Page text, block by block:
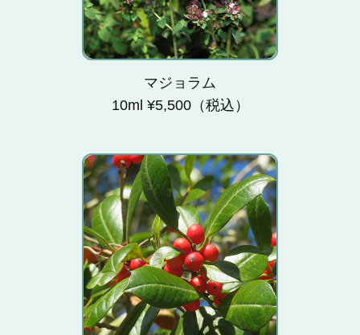
マジョラム
10ml ¥5,500（税込）
弱いバルサム調でバイオ
レットリーフ的なグリー
ンの香り。頭をスッキリ
させます。